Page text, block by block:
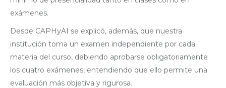
exámenes.
Desde CAPHyAI se explicó, además, que nuestra
institución toma un examen independiente por cada
materia del curso, debiendo aprobarse obligatoriamente
los cuatro exámenes, entendiendo que ello permite una
evaluación más objetiva y rigurosa.